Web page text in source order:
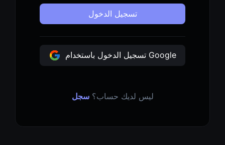
تسجيل الدخول
تسجيل الدخول باستخدام Google
ليس لديك حساب؟سجل